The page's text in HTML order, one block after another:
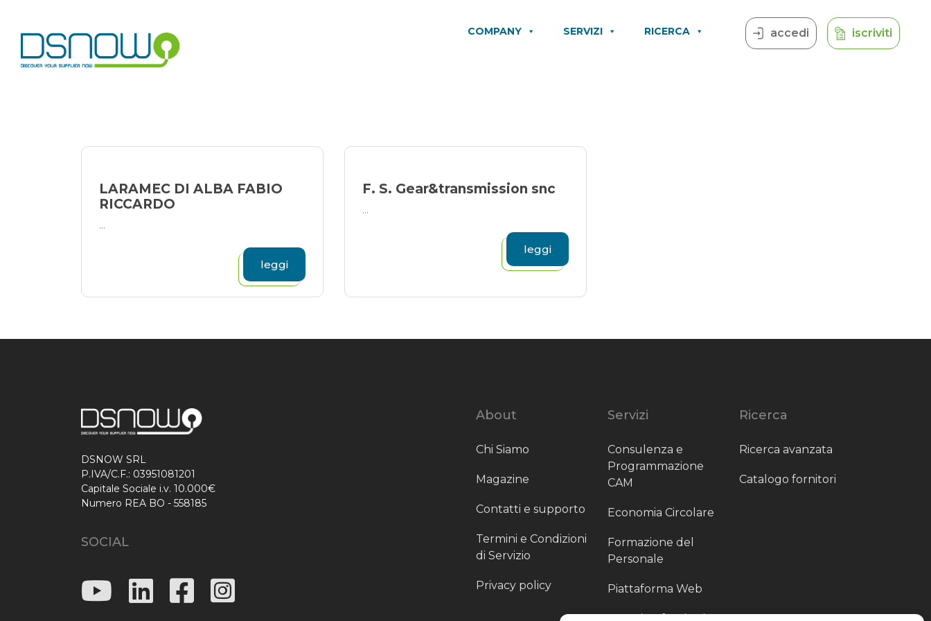
content
COMPANY SERVIZI RICERCA accedi iscriviti
LARAMEC DI ALBA FABIO
RICCARDO
...
leggi
F. S. Gear&transmission snc
...
leggi
DSNOW SRL
P.IVA/C.F.: 03951081201
Capitale Sociale i.v. 10.000€
Numero REA BO - 558185
SOCIAL
About
Chi Siamo
Magazine
Contatti e supporto
Termini e Condizioni
di Servizio
Privacy policy
Servizi
Consulenza e
Programmazione
CAM
Economia Circolare
Formazione del
Personale
Piattaforma Web
Ricerca
Ricerca avanzata
Catalogo fornitori